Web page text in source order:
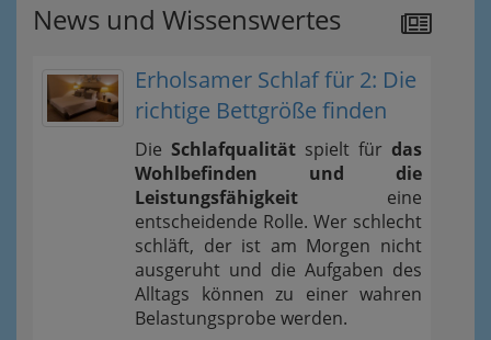
News und Wissenswertes
Erholsamer Schlaf für 2: Die
richtige Bettgröße finden
Die Schlafqualität spielt für das
Wohlbefinden und die
Leistungsfähigkeit eine
entscheidende Rolle. Wer schlecht
schläft, der ist am Morgen nicht
ausgeruht und die Aufgaben des
Alltags können zu einer wahren
Belastungsprobe werden.